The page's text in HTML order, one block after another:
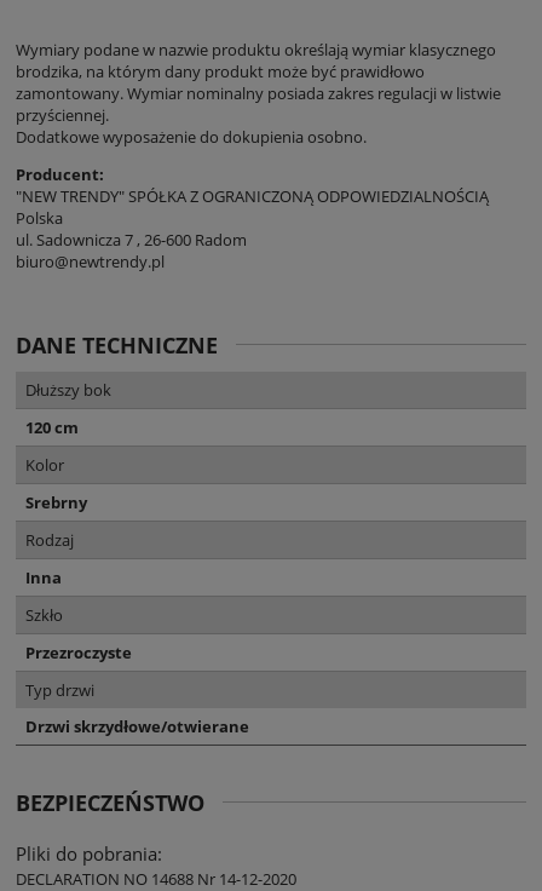
Wymiary podane w nazwie produktu określają wymiar klasycznego
brodzika, na którym dany produkt może być prawidłowo
zamontowany. Wymiar nominalny posiada zakres regulacji w listwie
przyściennej.
Dodatkowe wyposażenie do dokupienia osobno.
Producent:
"NEW TRENDY" SPÓŁKA Z OGRANICZONĄ ODPOWIEDZIALNOŚCIĄ
Polska
ul. Sadownicza 7 , 26-600 Radom
biuro@newtrendy.pl
DANE TECHNICZNE
Dłuższy bok
120 cm
Kolor
Srebrny
Rodzaj
Inna
Szkło
Przezroczyste
Typ drzwi
Drzwi skrzydłowe/otwierane
BEZPIECZEŃSTWO
Pliki do pobrania:
DECLARATION NO 14688 Nr 14-12-2020